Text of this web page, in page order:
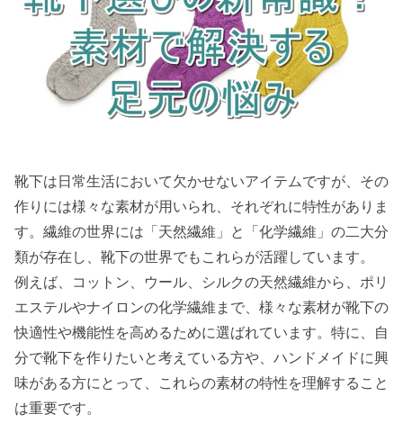
靴下は日常生活において欠かせないアイテムですが、その
作りには様々な素材が用いられ、それぞれに特性がありま
す。繊維の世界には「天然繊維」と「化学繊維」の二大分
類が存在し、靴下の世界でもこれらが活躍しています。
例えば、コットン、ウール、シルクの天然繊維から、ポリ
エステルやナイロンの化学繊維まで、様々な素材が靴下の
快適性や機能性を高めるために選ばれています。特に、自
分で靴下を作りたいと考えている方や、ハンドメイドに興
味がある方にとって、これらの素材の特性を理解すること
は重要です。